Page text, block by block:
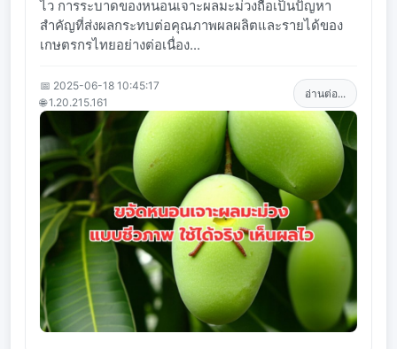
ไว การระบาดของหนอนเจาะผลมะม่วงถือเป็นปัญหา
สำคัญที่ส่งผลกระทบต่อคุณภาพผลผลิตและรายได้ของ
เกษตรกรไทยอย่างต่อเนื่อง...
📅 2025-06-18 10:45:17
🌐 1.20.215.161
อ่านต่อ...